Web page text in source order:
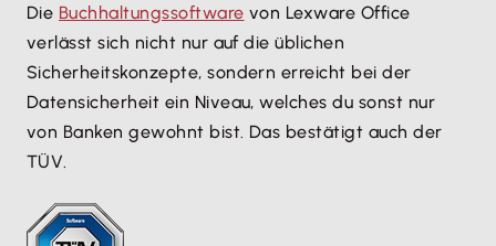
Die Buchhaltungssoftware von Lexware Office
verlässt sich nicht nur auf die üblichen
Sicherheitskonzepte, sondern erreicht bei der
Datensicherheit ein Niveau, welches du sonst nur
von Banken gewohnt bist. Das bestätigt auch der
TÜV.